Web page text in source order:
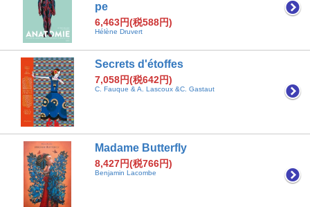
pe
6,463円(税588円)
Hélène Druvert
Secrets d'étoffes
7,058円(税642円)
C. Fauque & A. Lascoux &C. Gastaut
Madame Butterfly
8,427円(税766円)
Benjamin Lacombe